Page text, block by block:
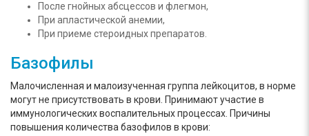
После гнойных абсцессов и флегмон,
При апластической анемии,
При приеме стероидных препаратов.
Базофилы
Малочисленная и малоизученная группа лейкоцитов, в норме
могут не присутствовать в крови. Принимают участие в
иммунологических воспалительных процессах. Причины
повышения количества базофилов в крови: